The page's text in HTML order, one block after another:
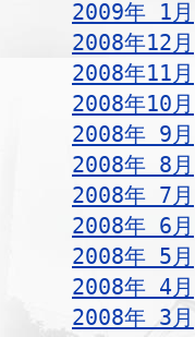
2009年 1月
2008年12月
2008年11月
2008年10月
2008年 9月
2008年 8月
2008年 7月
2008年 6月
2008年 5月
2008年 4月
2008年 3月